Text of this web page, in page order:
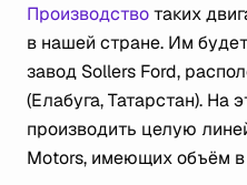
Производствотаких
в нашей стране. Им
завод Sollers Ford,
(Елабуга, Татарстан). На
производить целую
Motors, имеющих объём в